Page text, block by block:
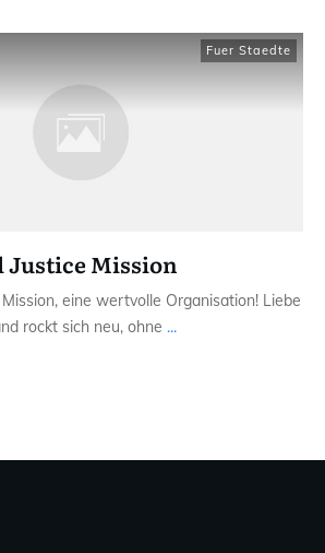
Fuer Staedte
Mission
eine wertvolle Organisation! Liebe
rockt sich neu, ohne ...